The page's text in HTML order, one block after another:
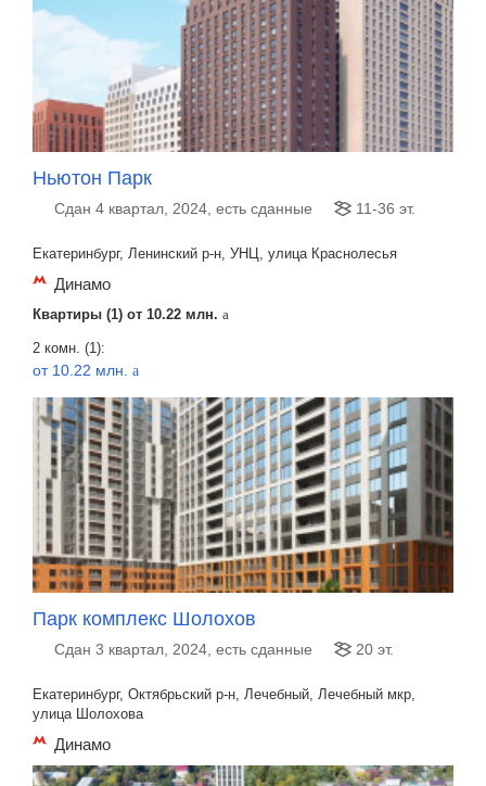
Ньютон Парк
Сдан 4 квартал, 2024, есть сданные 11-36 эт.
Екатеринбург, Ленинский р-н, УНЦ, улица Краснолесья
Динамо
Квартиры (1) от 10.22 млн. a
2 комн. (1):
от 10.22 млн. a
Парк комплекс Шолохов
Сдан 3 квартал, 2024, есть сданные 20 эт.
Екатеринбург, Октябрьский р-н, Лечебный, Лечебный мкр,
улица Шолохова
Динамо